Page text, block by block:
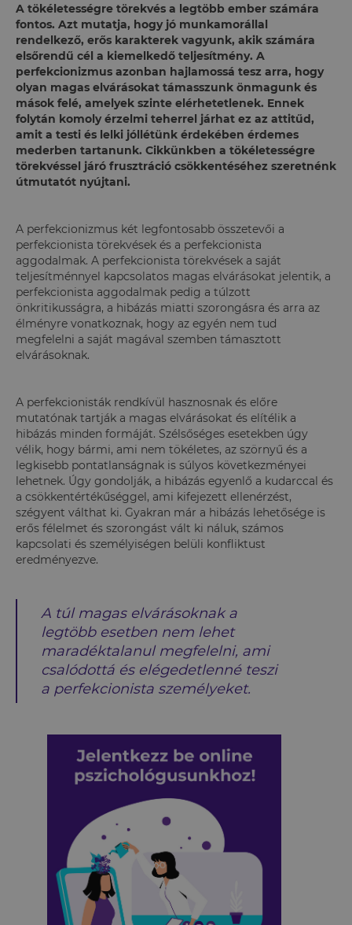
A tökéletességre törekvés a legtöbb ember számára
fontos. Azt mutatja, hogy jó munkamorállal
rendelkező, erős karakterek vagyunk, akik számára
elsőrendű cél a kiemelkedő teljesítmény. A
perfekcionizmus azonban hajlamossá tesz arra, hogy
olyan magas elvárásokat támasszunk önmagunk és
mások felé, amelyek szinte elérhetetlenek. Ennek
folytán komoly érzelmi teherrel járhat ez az attitűd,
amit a testi és lelki jóllétünk érdekében érdemes
mederben tartanunk. Cikkünkben a tökéletességre
törekvéssel járó frusztráció csökkentéséhez szeretnénk
útmutatót nyújtani.
A perfekcionizmus két legfontosabb összetevői a
perfekcionista törekvések és a perfekcionista
aggodalmak. A perfekcionista törekvések a saját
teljesítménnyel kapcsolatos magas elvárásokat jelentik, a
perfekcionista aggodalmak pedig a túlzott
önkritikusságra, a hibázás miatti szorongásra és arra az
élményre vonatkoznak, hogy az egyén nem tud
megfelelni a saját magával szemben támasztott
elvárásoknak.
A perfekcionisták rendkívül hasznosnak és előre
mutatónak tartják a magas elvárásokat és elítélik a
hibázás minden formáját. Szélsőséges esetekben úgy
vélik, hogy bármi, ami nem tökéletes, az szörnyű és a
legkisebb pontatlanságnak is súlyos következményei
lehetnek. Úgy gondolják, a hibázás egyenlő a kudarccal és
a csökkentértékűséggel, ami kifejezett ellenérzést,
szégyent válthat ki. Gyakran már a hibázás lehetősége is
erős félelmet és szorongást vált ki náluk, számos
kapcsolati és személyiségen belüli konfliktust
eredményezve.
A túl magas elvárásoknak a
legtöbb esetben nem lehet
maradéktalanul megfelelni, ami
csalódottá és elégedetlenné teszi
a perfekcionista személyeket.